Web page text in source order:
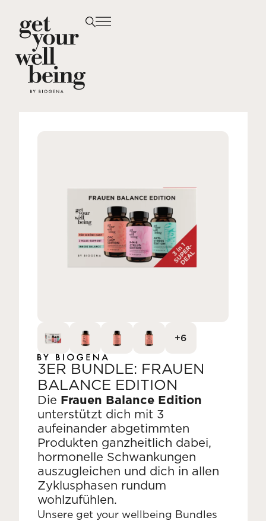
Drogeriepartner
Kontakt
+6
3ER BUNDLE: FRAUEN
BALANCE EDITION
Die Frauen Balance Edition
unterstützt dich mit 3
aufeinander abgetimmten
Produkten ganzheitlich dabei,
hormonelle Schwankungen
auszugleichen und dich in allen
Zyklusphasen rundum
wohlzufühlen.
Unsere get your wellbeing Bundles